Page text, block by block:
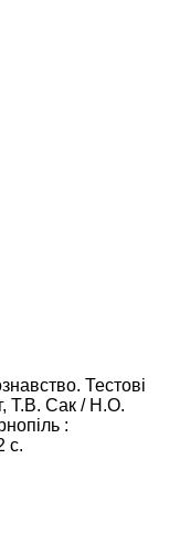
Тестові
Т.В. Сак / Н.О.
:
с.